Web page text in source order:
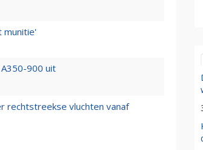
munitie'
900 uit
rechtstreekse vluchten vanaf